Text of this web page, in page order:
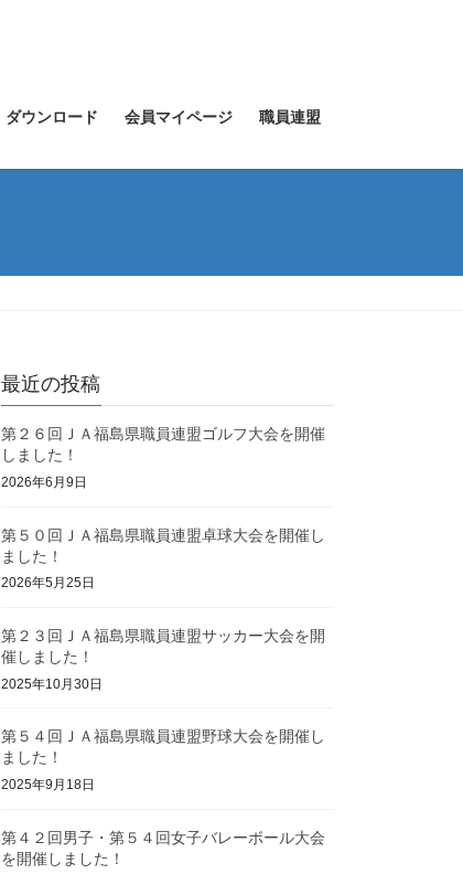
ダウンロード 会員マイページ 職員連盟
最近の投稿
第２６回ＪＡ福島県職員連盟ゴルフ大会を開催
しました！
2026年6月9日
第５０回ＪＡ福島県職員連盟卓球大会を開催し
ました！
2026年5月25日
第２３回ＪＡ福島県職員連盟サッカー大会を開
催しました！
2025年10月30日
第５４回ＪＡ福島県職員連盟野球大会を開催し
ました！
2025年9月18日
第４２回男子・第５４回女子バレーボール大会
を開催しました！